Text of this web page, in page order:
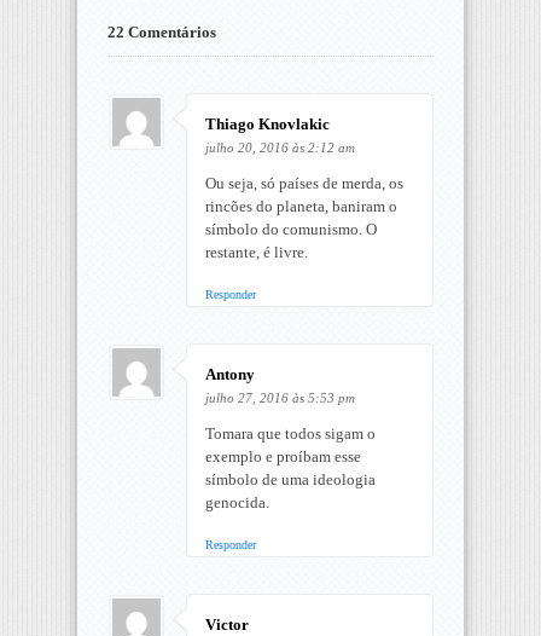
22 Comentários
Thiago Knovlakic
julho 20, 2016 às 2:12 am
Ou seja, só países de merda, os
rincões do planeta, baniram o
símbolo do comunismo. O
restante, é livre.
Responder
Antony
julho 27, 2016 às 5:53 pm
Tomara que todos sigam o
exemplo e proíbam esse
símbolo de uma ideologia
genocida.
Responder
Victor